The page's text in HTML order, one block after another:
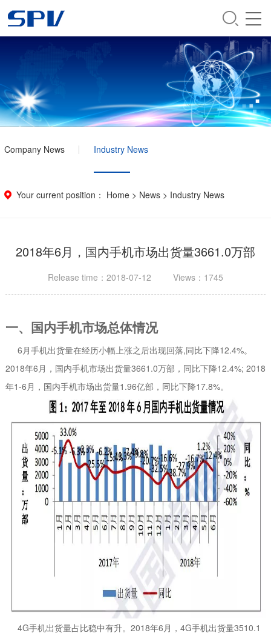
Company News Industry News
Your current position： Home > News > Industry News
2018年6月，国内手机市场出货量3661.0万部
Release time：2018-07-12 Views：1745
一、国内手机市场总体情况
6月手机出货量在经历小幅上涨之后出现回落,同比下降12.4%。
2018年6月，国内手机市场出货量3661.0万部，同比下降12.4%; 2018
年1-6月，国内手机市场出货量1.96亿部，同比下降17.8%。
4G手机出货量占比稳中有升。2018年6月，4G手机出货量3510.1